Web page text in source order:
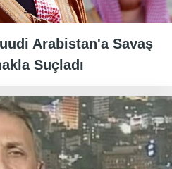
Arabistan'a Savaş
Suçladı